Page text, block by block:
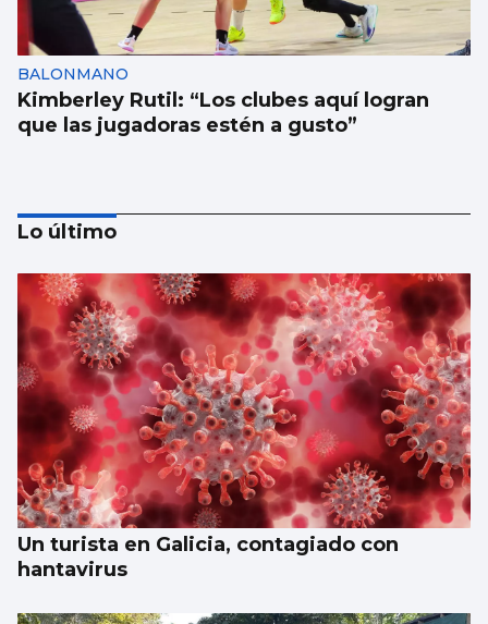
BALONMANO
Kimberley Rutil: “Los clubes aquí logran
que las jugadoras estén a gusto”
EUROPEO SUB-18
La España de Sandra Martínez arrasa a
Croacia en los octavos
Lo último
Un turista en Galicia, contagiado con
hantavirus